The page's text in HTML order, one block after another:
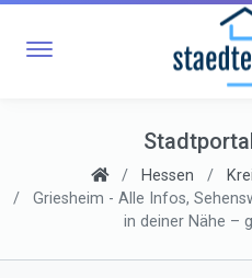
Hessen
Griesheim - Alle Infos,
in deiner Nähe –